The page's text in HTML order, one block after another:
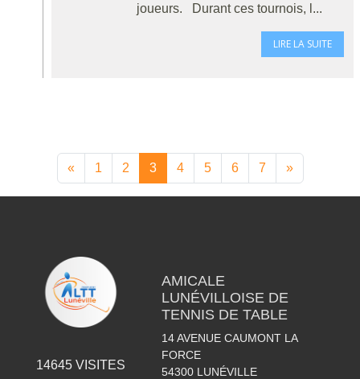
joueurs. Durant ces tournois, l...
LIRE LA SUITE
« 1 2 3 4 5 6 7 »
14645VISITES
AMICALE
LUNÉVILLOISE DE
TENNIS DE TABLE
14 AVENUE CAUMONT LA
FORCE
54300 LUNÉVILLE